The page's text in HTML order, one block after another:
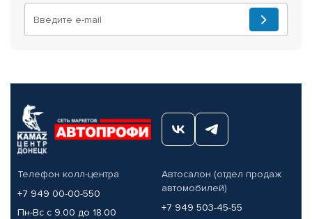
Телефон колл-центра
+7 949 00-00-550
Пн-Вс с 9.00 до 18.00
Автосалон (отдел продаж
автомобилей)
+7 949 503-45-55